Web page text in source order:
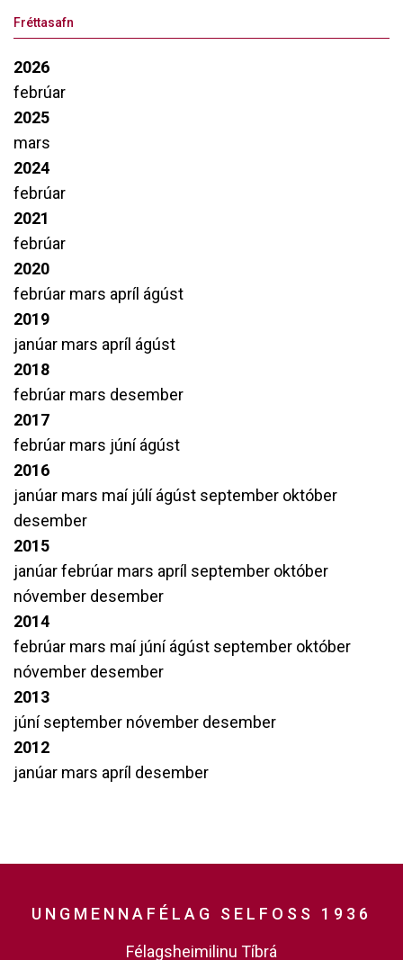
Fréttasafn
2026
febrúar
2025
mars
2024
febrúar
2021
febrúar
2020
febrúar mars apríl ágúst
2019
janúar mars apríl ágúst
2018
febrúar mars desember
2017
febrúar mars júníágúst
2016
janúar mars maí júlíágúst september október
desember
2015
janúarfebrúar mars apríl september október
nóvember desember
2014
febrúar mars maí júníágúst september október
nóvember desember
2013
júníseptember nóvember desember
2012
janúar mars apríl desember
UNGMENNAFÉLAG SELFOSS 1936
Félagsheimilinu Tíbrá